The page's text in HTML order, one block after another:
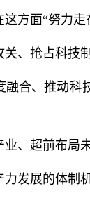
方面“努力走
关、抢占科技
合、推动科
、超前布局
发展的体制